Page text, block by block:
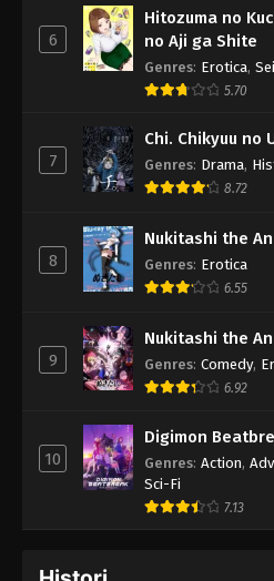
6
Hitozuma no
no Aji ga Shite
Genres: Erotica,
5.70
7
Chi. Chikyuu no
Genres: Drama,
8.72
8
Nukitashi the
Genres: Erotica
6.55
9
Nukitashi the
Genres: Comedy,
6.92
10
Digimon
Genres: Action,
Sci-Fi
7.13